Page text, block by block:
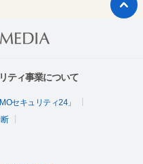
ティ事業について
セキュリティ24」